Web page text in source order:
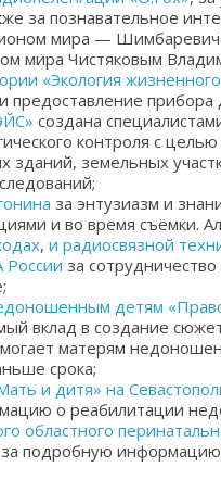
за познавательное
мира —
мира Чистяковым
«Экология
предоставление
создана
контроля с
земельных
за энтузиазм и
и во время съёмки.
, и радиосвязной
за
детям
вклад в создание
матерям
срока;
и дитя» на
о реабилитации
областного
за подробную